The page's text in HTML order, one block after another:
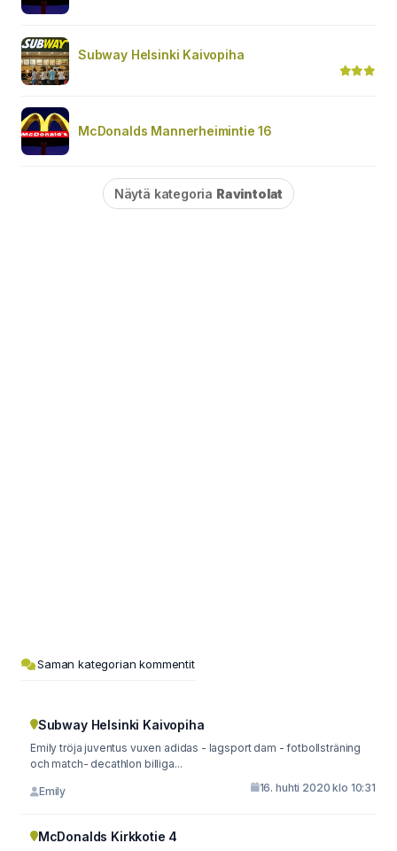
Subway Helsinki Kaivopiha
McDonalds Mannerheimintie 16
Näytä kategoria Ravintolat
Saman kategorian kommentit
Subway Helsinki Kaivopiha
Emily tröja juventus vuxen adidas - lagsport dam - fotbollsträning
och match- decathlon billiga...
Emily 16. huhti 2020 klo 10:31
McDonalds Kirkkotie 4